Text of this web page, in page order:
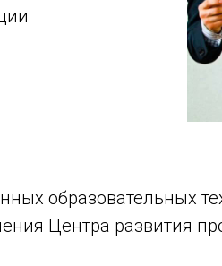
образовательных
Центра развития